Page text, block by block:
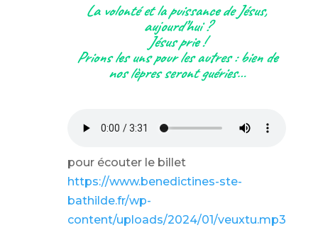
La volonté et la puissance de Jésus,
aujourd’hui ?
Jésus prie !
Prions les uns pour les autres : bien de
nos lèpres seront guéries…
pour écouter le billet
https://www.benedictines-ste-
bathilde.fr/wp-
content/uploads/2024/01/veuxtu.mp3